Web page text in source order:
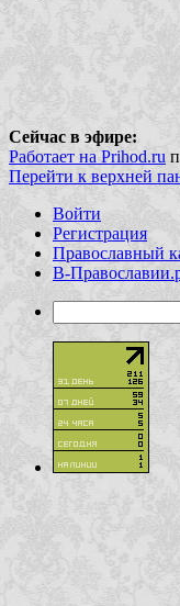
Сейчас в эфире:
Работает на Prihod.ru
Перейти к верхней
Войти
Регистрация
Православный
В-